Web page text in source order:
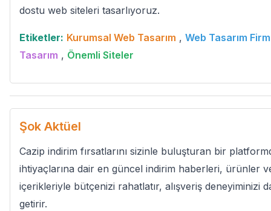
dostu web siteleri tasarlıyoruz.
Etiketler: Kurumsal Web Tasarım , Web Tasarım
Tasarım , Önemli Siteler
Şok Aktüel
Cazip indirim fırsatlarını sizinle buluşturan bir
ihtiyaçlarına dair en güncel indirim haberleri, ürünler
içerikleriyle bütçenizi rahatlatır, alışveriş deneyiminizi
getirir.